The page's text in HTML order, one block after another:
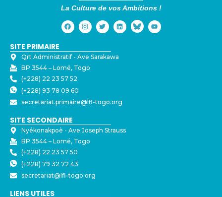
La Culture de vos Ambitions !
SITE PRIMAIRE
Qrt Administratif - ⁠Ave Sarakawa
BP 3544 – Lomé, Togo
(+228) 22 23 57 52
(+228) 93 78 09 60
secretariat.primaire@lfl-togo.org
SITE SECONDAIRE
Nyékonakpoè - ⁠Ave Joseph Strauss
BP 3544 – Lomé, Togo
(+228) 22 23 57 50
(+228) 79 32 72 43
secretariat@lfl-togo.org
LIENS UTILES